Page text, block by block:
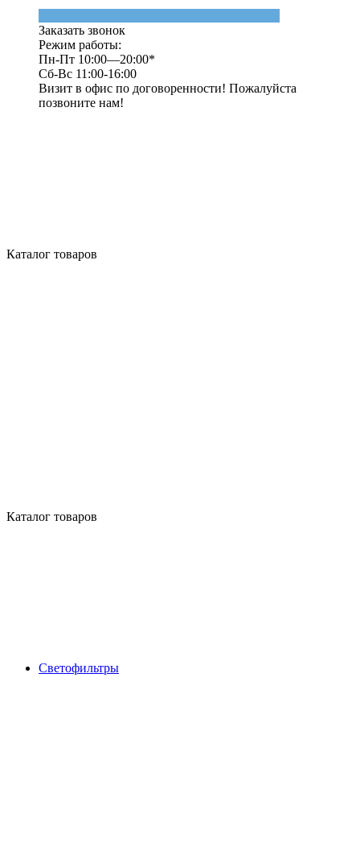
Заказать звонок
Режим работы:
Пн-Пт 10:00—20:00*
Сб-Вс 11:00-16:00
Визит в офис по договоренности! Пожалуйста
позвоните нам!
Каталог товаров
Каталог товаров
Светофильтры